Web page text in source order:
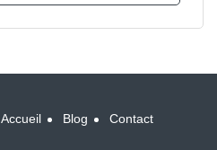
Accueil Blog Contact